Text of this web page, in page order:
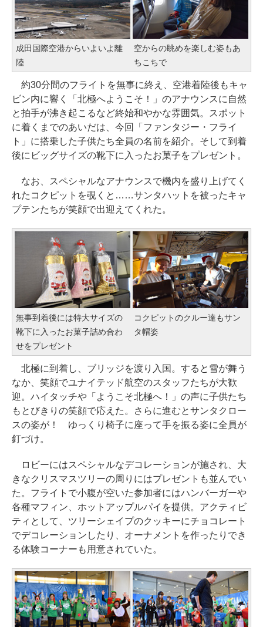
成田国際空港からいよいよ離
陸
空からの眺めを楽しむ姿もあ
ちこちで
約30分間のフライトを無事に終え、空港着陸後もキャ
ビン内に響く「北極へようこそ！」のアナウンスに自然
と拍手が沸き起こるなど終始和やかな雰囲気。スポット
に着くまでのあいだは、今回「ファンタジー・フライ
ト」に搭乗した子供たち全員の名前を紹介。そして到着
後にビッグサイズの靴下に入ったお菓子をプレゼント。
なお、スペシャルなアナウンスで機内を盛り上げてく
れたコクピットを覗くと……サンタハットを被ったキャ
プテンたちが笑顔で出迎えてくれた。
無事到着後には特大サイズの
靴下に入ったお菓子詰め合わ
せをプレゼント
コクピットのクルー達もサン
タ帽姿
北極に到着し、ブリッジを渡り入国。すると雪が舞う
なか、笑顔でユナイテッド航空のスタッフたちが大歓
迎。ハイタッチや「ようこそ北極へ！」の声に子供たち
もとびきりの笑顔で応えた。さらに進むとサンタクロー
スの姿が！ ゆっくり椅子に座って手を振る姿に全員が
釘づけ。
ロビーにはスペシャルなデコレーションが施され、大
きなクリスマスツリーの周りにはプレゼントも並んでい
た。フライトで小腹が空いた参加者にはハンバーガーや
各種マフィン、ホットアップルパイを提供。アクティビ
ティとして、ツリーシェイプのクッキーにチョコレート
でデコレーションしたり、オーナメントを作ったりでき
る体験コーナーも用意されていた。